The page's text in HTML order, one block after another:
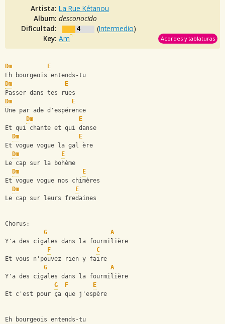
Artista: La Rue Kétanou
Album: desconocido
Dificultad:
4 (Intermedio)
Key: Am Acordes y tablaturas
Dm
E
Eh bourgeois entends-tu
Dm
E
Passer dans tes rues
Dm
E
Une par ade d'espérence
Dm
E
Et qui chante et qui danse
Dm
E
Et vogue vogue la gal ère
Dm
E
Le cap sur la bohème
Dm
E
Et vogue vogue nos chimères
Dm
E
Le cap sur leurs fredaines
Chorus:
G
A
Y'a des cigales dans la fourmilière
F
C
Et vous n'pouvez rien y faire
G
A
Y'a des cigales dans la fourmilière
G
F
E
Et c'est pour ça que j'espère
Eh bourgeois entends-tu